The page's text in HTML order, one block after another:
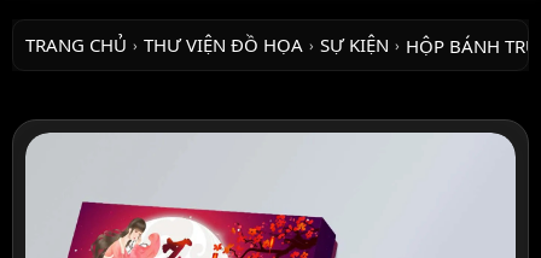
TRANG CHỦ › THƯ VIỆN ĐỒ HỌA › SỰ KIỆN › HỘP BÁNH